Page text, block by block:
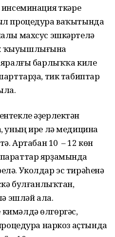
үткәреү
процедура ваҡытында
махсус эшкәртелә
ҡыуышлығына
барлыҡҡа килеү
тик табиптар
әҙерлектән
уның ире лә медицина
Артабан 10 – 12 көн
ярҙамында
Уколдар эс тирәһенә
булғанлыҡтан,
эшләй ала.
өлгөргәс,
наркоз аҫтында